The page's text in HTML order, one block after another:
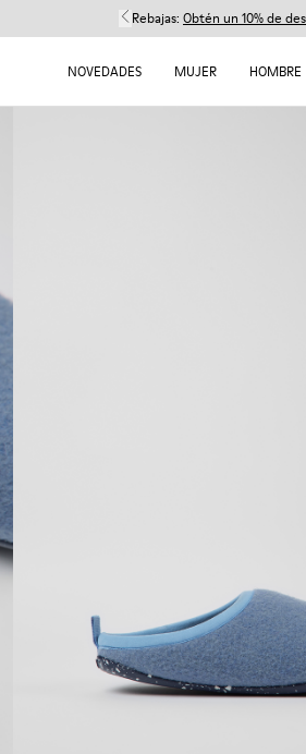
Rebajas: Obtén un 10% de
NOVEDADES MUJER HOMBRE